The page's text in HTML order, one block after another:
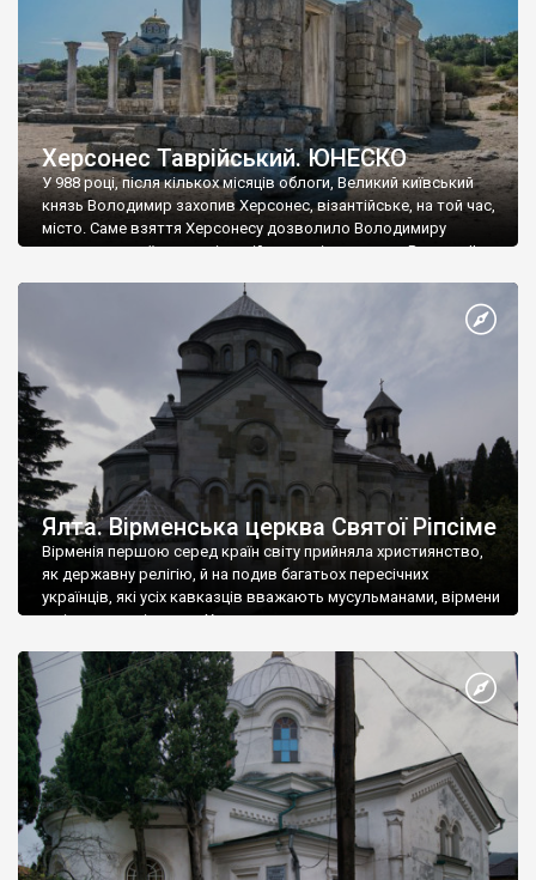
Херсонес Таврійський. ЮНЕСКО
У 988 році, після кількох місяців облоги, Великий київський
князь Володимир захопив Херсонес, візантійське, на той час,
місто. Саме взяття Херсонесу дозволило Володимиру
диктувати свої умови візантійському імператору Василю ІІ, та
Херсонесі Володимир-язичник, став Василем-християнином.
А потім було Хрещення Русі. На честь Херсонесу Таврійського
Ялта. Вірменська церква Святої Ріпсіме
Вірменія першою серед країн світу прийняла християнство,
як державну релігію, й на подив багатьох пересічних
українців, які усіх кавказців вважають мусульманами, вірмени
є відданими вірянами Христа